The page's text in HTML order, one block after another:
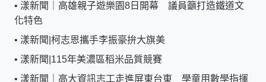
• 漾新聞｜高雄親子遊樂園8日開幕 議員籲打造鐵道文
化特色
• 漾新聞|柯志恩攜手李振豪拚大旗美
• 漾新聞|115年美濃區稻米品質競賽
• 漾新聞｜高大資訊志工走進屏東台東 學童用數學指揮